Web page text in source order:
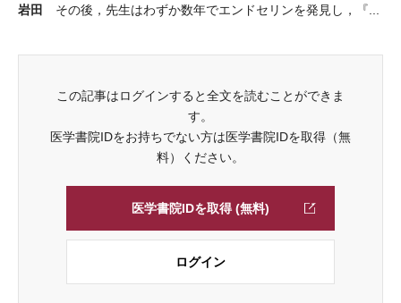
岩田 その後，先生はわずか数年でエンドセリンを発見し，『...
この記事はログインすると全文を読むことができま
す。
医学書院IDをお持ちでない方は医学書院IDを取得（無
料）ください。
医学書院IDを取得 (無料)
ログイン